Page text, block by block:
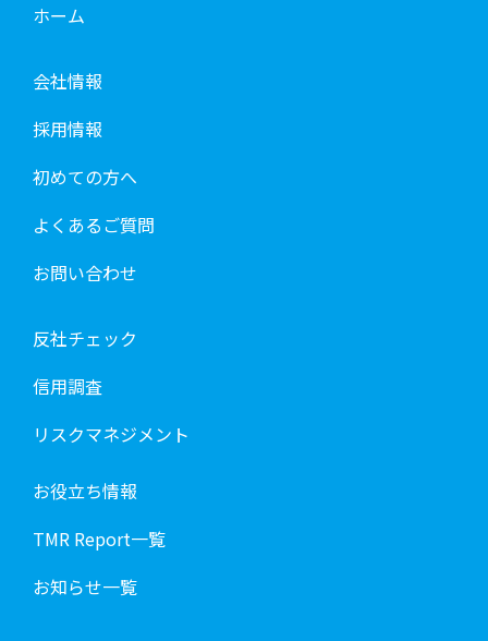
ホーム
会社情報
採用情報
初めての方へ
よくあるご質問
お問い合わせ
反社チェック
信用調査
リスクマネジメント
お役立ち情報
TMR Report一覧
お知らせ一覧